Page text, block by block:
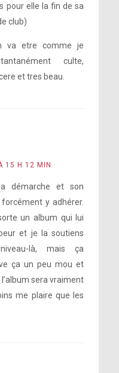
pour elle la fin de sa
club)
va etre comme je
culte,
et tres beau.
15 H 12 MIN
démarche et son
y adhérer.
un album qui lui
et je la soutiens
là, mais ça
ça un peu mou et
l’album sera vraiment
me plaire que les